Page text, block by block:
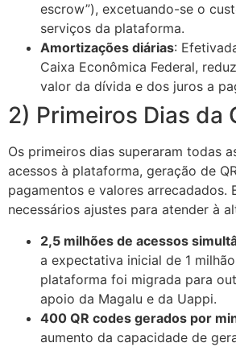
escrow”), excetuando-se o
serviços da plataforma.
Amortizações diárias:
Caixa Econômica Federal,
valor da dívida e dos juros a
2) Primeiros Dias da
Os primeiros dias superaram todas
acessos à plataforma, geração de
pagamentos e valores arrecadados.
necessários ajustes para atender à
2,5 milhões de acessos
a expectativa inicial de 1
plataforma foi migrada para
apoio da Magalu e da Uappi.
400 QR codes gerados por
aumento da capacidade de